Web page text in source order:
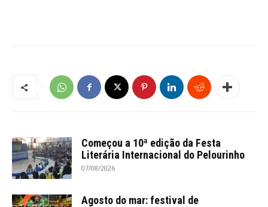
Começou a 10ª edição da Festa
Literária Internacional do Pelourinho
07/08/2026
Agosto do mar: festival de